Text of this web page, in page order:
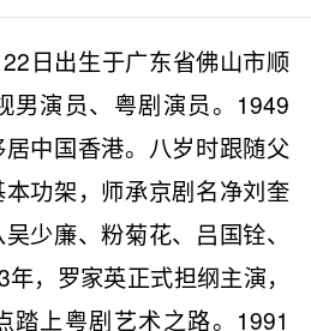
日出生于广东省佛山市顺
男演员、粤剧演员。1949
中国香港。八岁时跟随父
功架，师承京剧名净刘奎
少廉、粉菊花、吕国铨、
，罗家英正式担纲主演，
踏上粤剧艺术之路。1991